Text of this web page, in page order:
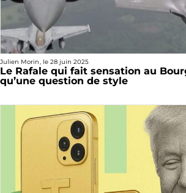
Julien Morin, le 28 juin 2025
Le Rafale qui fait sensation au
qu’une question de style